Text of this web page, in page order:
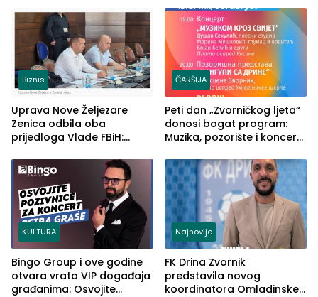
Biznis
Uprava Nove Željezare
Zenica odbila oba
prijedloga Vlade FBiH:
rješenje
ČARŠIJA
Peti dan „Zvorničkog ljeta“
donosi bogat program:
Muzika, pozorište i koncert
KULTURA
Bingo Group i ove godine
otvara vrata VIP događaja
građanima: Osvojite
Najnovije
FK Drina Zvornik
predstavila novog
koordinatora Omladinske